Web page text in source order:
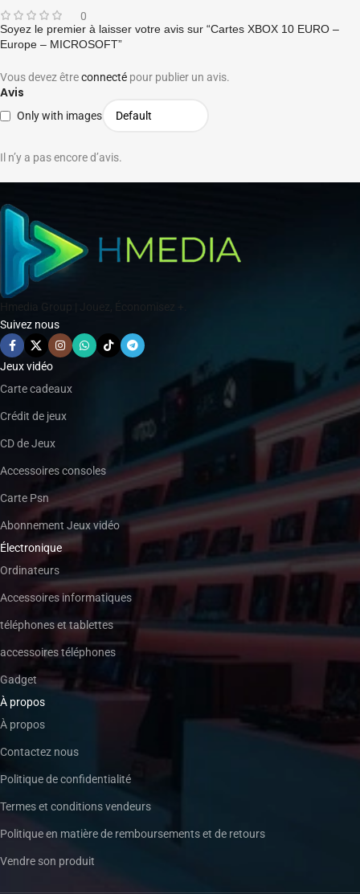
0
Avis
Only with images
Il n’y a pas encore d’avis.
Soyez le premier à laisser votre avis sur “Cartes XBOX 10 EURO –
Europe – MICROSOFT”
Vous devez êtreconnecté pour publier un avis.
Hmedia Group | Jouez, Économisez +.
Suivez nous
Jeux vidéo
Carte cadeaux
Crédit de jeux
CD de Jeux
Accessoires consoles
Carte Psn
Abonnement Jeux vidéo
Électronique
Ordinateurs
Accessoires informatiques
téléphones et tablettes
accessoires téléphones
Gadget
À propos
À propos
Contactez nous
Politique de confidentialité
Termes et conditions vendeurs
Politique en matière de remboursements et de retours
Vendre son produit